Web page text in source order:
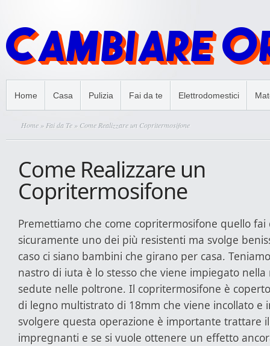
Home Casa Pulizia Fai da te Elettrodomestici
Home » Fai da Te » Come Realizzare un Copritermosifone
Come Realizzare un
Copritermosifone
Premettiamo che come copritermosifone quello
sicuramente uno dei più resistenti ma svolge
caso ci siano bambini che girano per casa.
nastro di iuta è lo stesso che viene impiegato nella
sedute nelle poltrone. Il copritermosifone è
di legno multistrato di 18mm che viene incollato e
svolgere questa operazione è importante trattare
impregnanti e se si vuole ottenere un effetto